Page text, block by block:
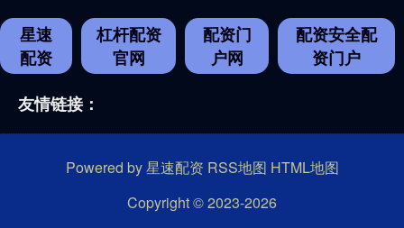
星速
配资
杠杆配资
官网
配资门
户网
配资安全配
资门户
友情链接：
Powered by星速配资 RSS地图 HTML地图
Copyright© 2023-2026